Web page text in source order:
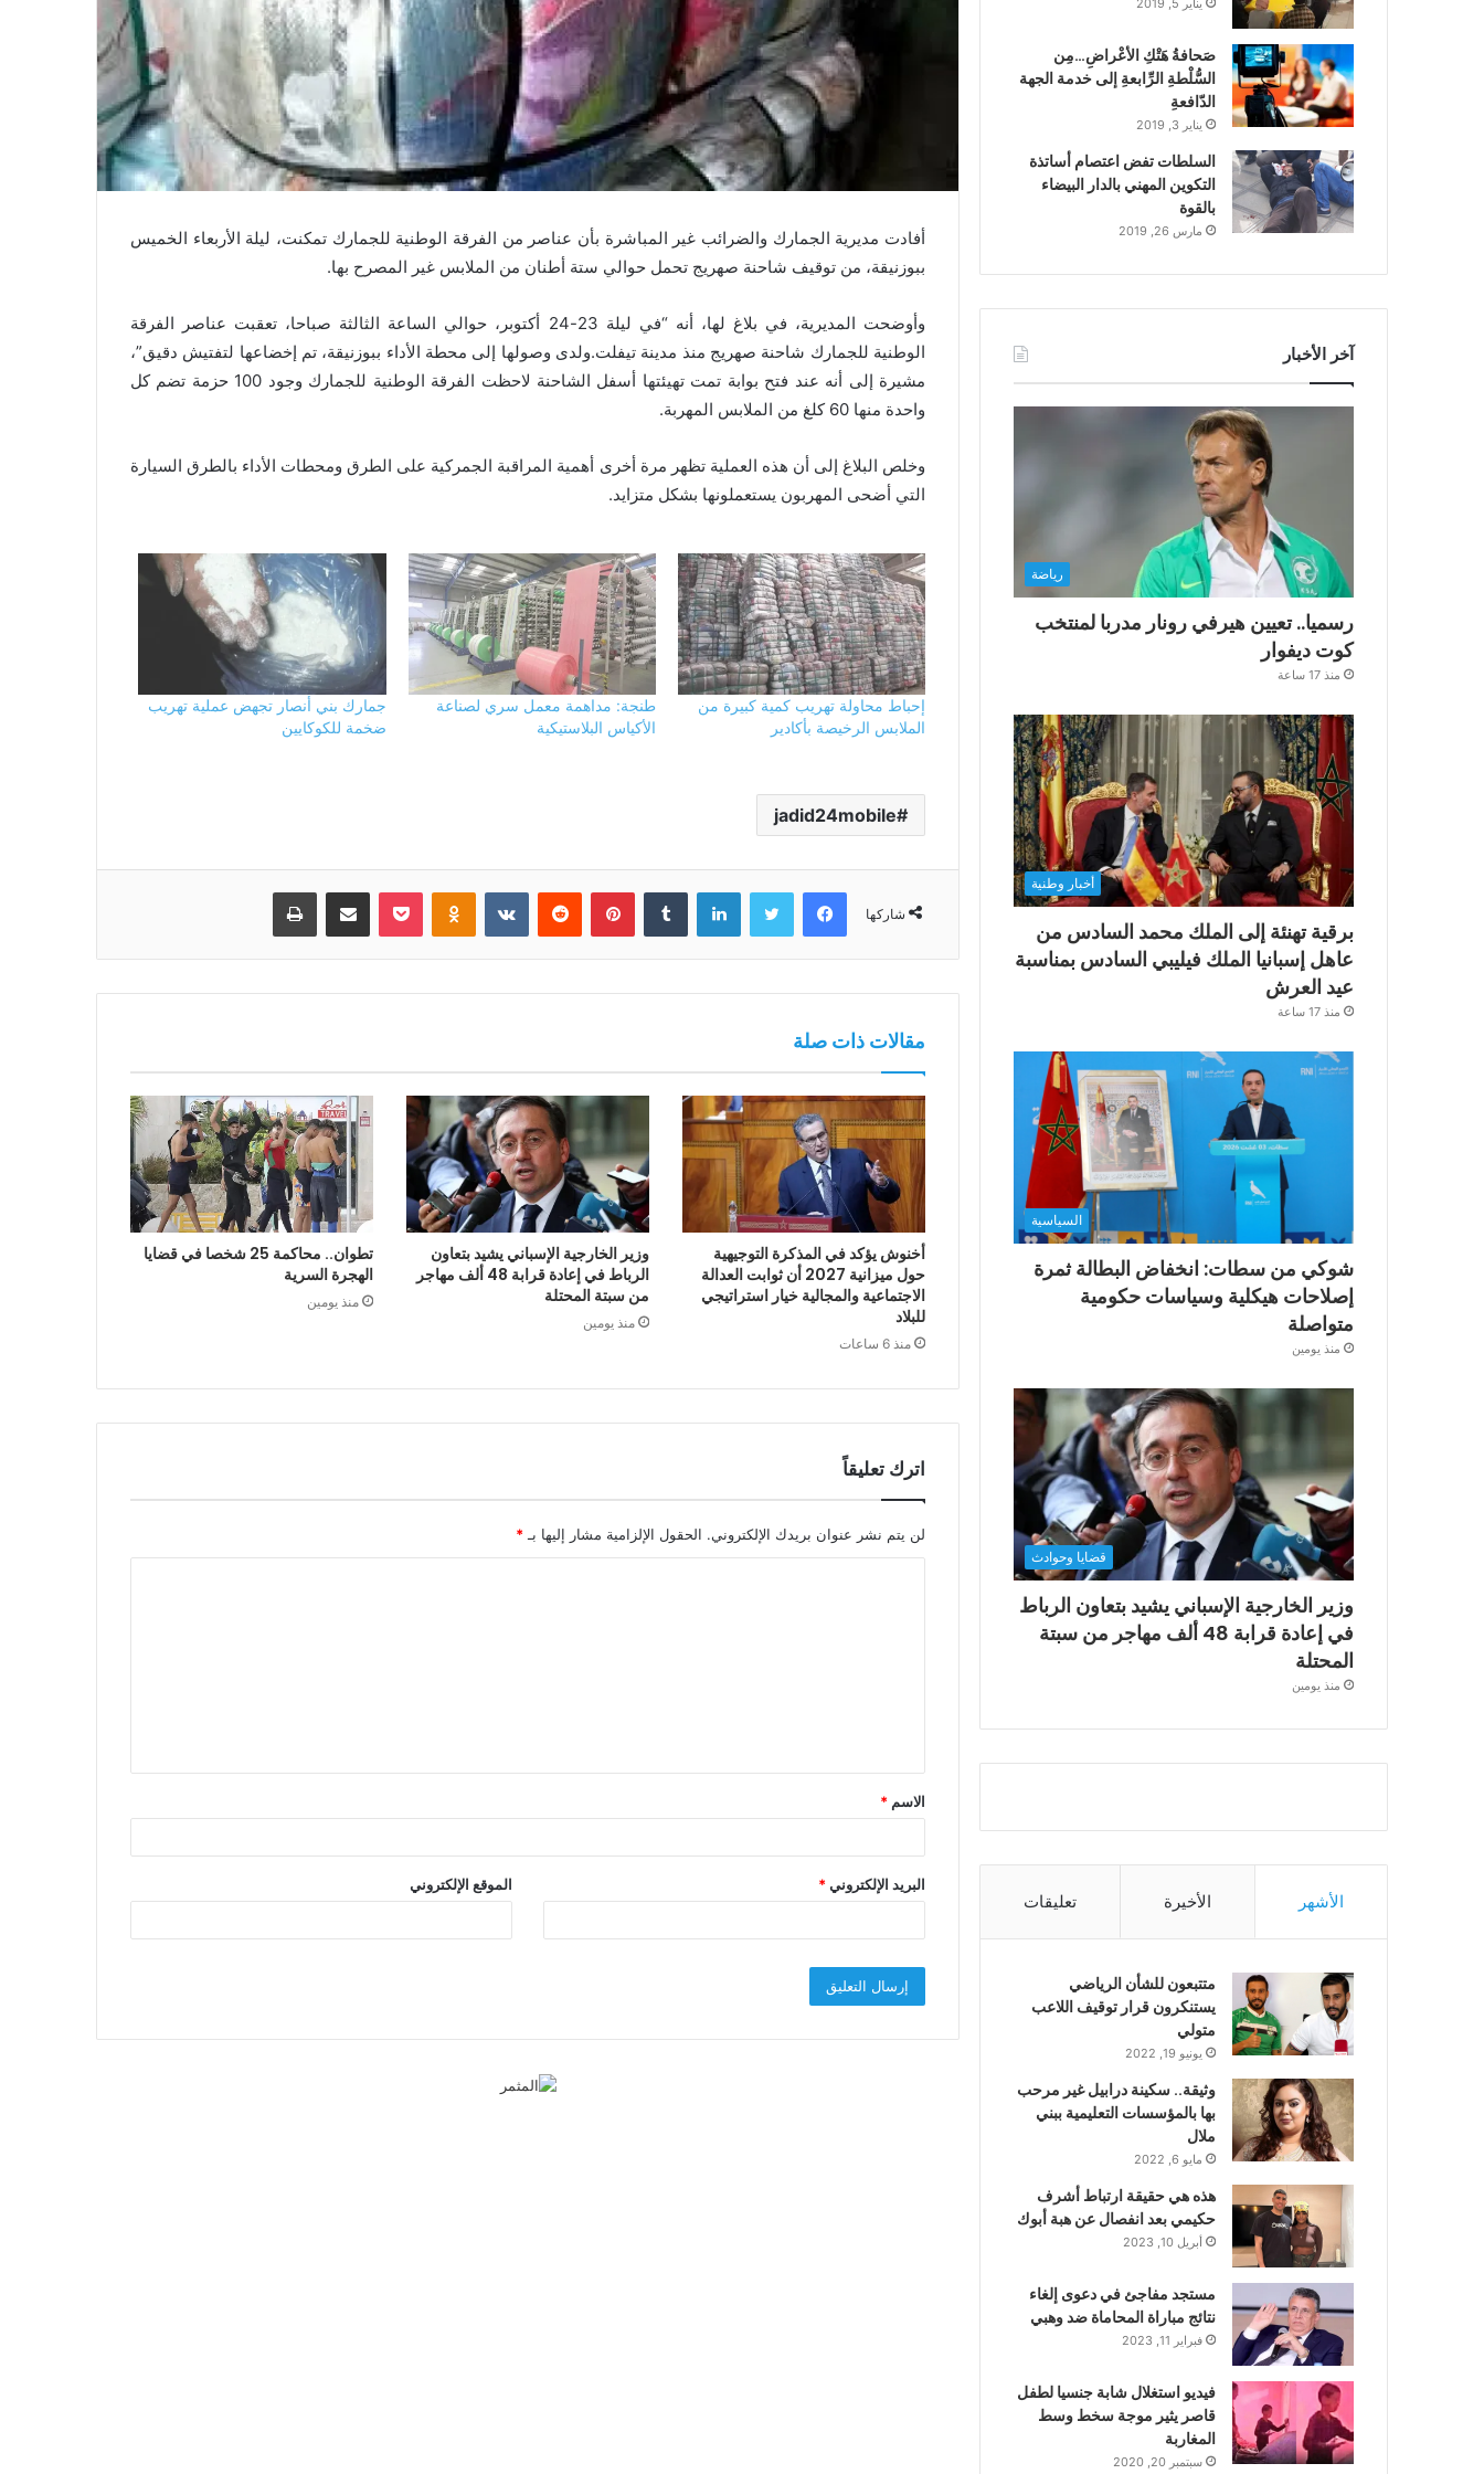
أفادت مديرية الجمارك والضرائب غير المباشرة بأن عناصر من الفرقة الوطنية للجمارك تمكنت، ليلة الأربعاء الخميس
ببوزنيقة، من توقيف شاحنة صهريج تحمل حوالي ستة أطنان من الملابس غير المصرح بها.
وأوضحت المديرية، في بلاغ لها، أنه “في ليلة 23-24 أكتوبر، حوالي الساعة الثالثة صباحا، تعقبت عناصر الفرقة
الوطنية للجمارك شاحنة صهريج منذ مدينة تيفلت.ولدى وصولها إلى محطة الأداء ببوزنيقة، تم إخضاعها لتفتيش دقيق”،
مشيرة إلى أنه عند فتح بوابة تمت تهيئتها أسفل الشاحنة لاحظت الفرقة الوطنية للجمارك وجود 100 حزمة تضم كل
واحدة منها 60 كلغ من الملابس المهربة.
وخلص البلاغ إلى أن هذه العملية تظهر مرة أخرى أهمية المراقبة الجمركية على الطرق ومحطات الأداء بالطرق السيارة
التي أضحى المهربون يستعملونها بشكل متزايد.
إحباط محاولة تهريب كمية كبيرة من
الملابس الرخيصة بأكادير
طنجة: مداهمة معمل سري لصناعة
الأكياس البلاستيكية
جمارك بني أنصار تجهض عملية تهريب
ضخمة للكوكايين
jadid24mobile
شاركها
فيسبوك تويتر لينكدإن بينتيريست Odnoklassniki
بوكيت مشاركة عبر البريد طباعة
مقالات ذات صلة
أخنوش يؤكد في المذكرة التوجيهية
حول ميزانية 2027 أن ثوابت العدالة
الاجتماعية والمجالية خيار استراتيجي
للبلاد
منذ 6 ساعات
وزير الخارجية الإسباني يشيد بتعاون
الرباط في إعادة قرابة 48 ألف مهاجر
من سبتة المحتلة
منذ يومين
تطوان.. محاكمة 25 شخصا في قضايا
الهجرة السرية
منذ يومين
اترك تعليقاً
لن يتم نشر عنوان بريدك الإلكتروني. الحقول الإلزامية مشار إليها بـ*
ق
*
الاسم *
البريد الإلكتروني* الموقع الإلكتروني
صَحافةُ هَتْكِ الأعْراضِ…مِن
السُّلْطةِ الرِّابعةِ إلى خدمة الجهة
الدّافعةِ
يناير 3, 2019
السلطات تفض اعتصام أساتذة
التكوين المهني بالدار البيضاء
بالقوة
مارس 26, 2019
آخر الأخبار
رياضة
رسميا.. تعيين هيرفي رونار مدربا لمنتخب
كوت ديفوار
منذ 17 ساعة
أخبار وطنية
برقية تهنئة إلى الملك محمد السادس من
عاهل إسبانيا الملك فيليبي السادس بمناسبة
عيد العرش
منذ 17 ساعة
السياسية
شوكي من سطات: انخفاض البطالة ثمرة
إصلاحات هيكلية وسياسات حكومية
متواصلة
منذ يومين
قضايا وحوادث
وزير الخارجية الإسباني يشيد بتعاون الرباط
في إعادة قرابة 48 ألف مهاجر من سبتة
المحتلة
منذ يومين
الأشهر الأخيرة تعليقات
متتبعون للشأن الرياضي
يستنكرون قرار توقيف اللاعب
متولي
يونيو 19, 2022
وثيقة.. سكينة درابيل غير مرحب
بها بالمؤسسات التعليمية ببني
ملال
مايو 6, 2022
هذه هي حقيقة ارتباط أشرف
حكيمي بعد انفصال عن هبة أبوك
أبريل 10, 2023
مستجد مفاجئ في دعوى إلغاء
نتائج مباراة المحاماة ضد وهبي
فبراير 11, 2023
فيديو استغلال شابة جنسيا لطفل
قاصر يثير موجة سخط وسط
المغاربة
سبتمبر 20, 2020